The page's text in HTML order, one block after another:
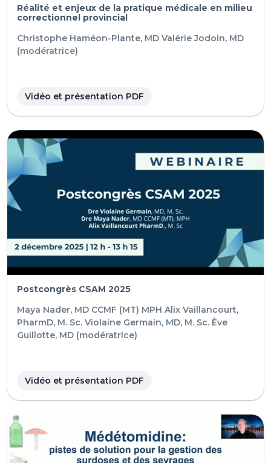
Réalité et enjeux de la pratique médicale en milieu
correctionnel provincial
Christophe Haméon-Plante, MD Valérie Jodoin, MD
(modératrice)
Vidéo et présentation PDF
Postcongrès CSAM 2025
Maya Nader, MD CCMF (MT) MPH Alix Vaillancourt,
PharmD, M. Sc. Violaine Germain, MD, M. Sc. Ève
Guillotte, MD (modératrice)
Vidéo et présentation PDF